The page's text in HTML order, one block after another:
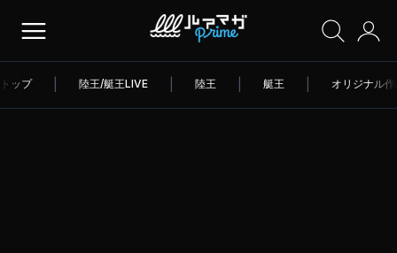
トップ 陸王/艇王LIVE 陸王 艇王 オリジナル